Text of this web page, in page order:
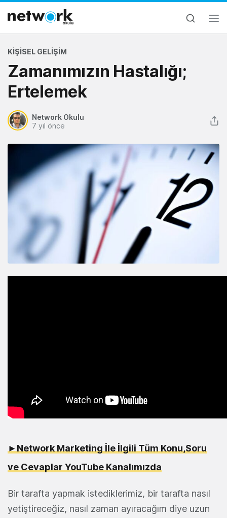
KIŞISEL GELIŞIM
Zamanımızın Hastalığı;
Ertelemek
Network Okulu
7 yıl önce
►Network Marketing İle İlgili Tüm Konu,Soru
ve Cevaplar YouTube Kanalımızda
Bir tarafta yapmak istediklerimiz, bir tarafta nasıl
yetiştireceğiz, nasıl zaman ayıracağım diye uzun